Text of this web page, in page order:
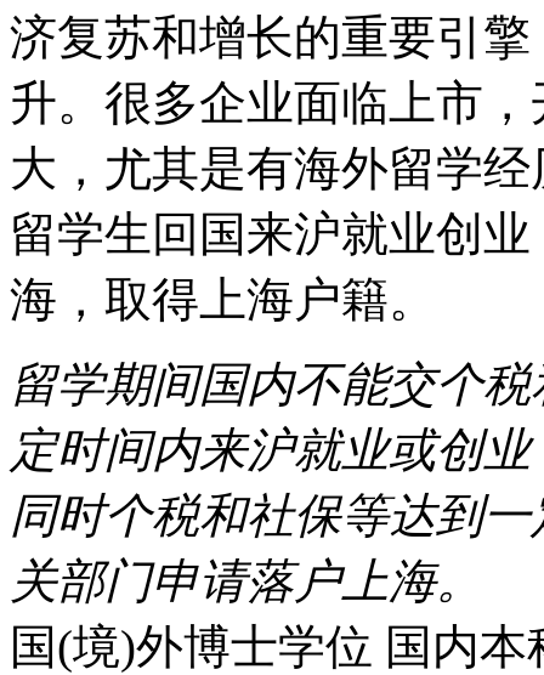
济复苏和增长的重要引
升。很多企业面临上市
大，尤其是有海外留学
留学生回国来沪就业创
海，取得上海户籍。
留学期间国内不能交个
定时间内来沪就业或创
同时个税和社保等达到
关部门申请落户上海。
国(境)外博士学位 国内